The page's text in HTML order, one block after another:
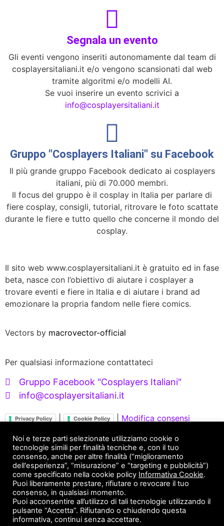
Segnala un evento
Gli eventi vengono inseriti autonomamente dal team di
cosplayersitaliani.it e/o vengono scansionati dal web
tramite algoritmi e/o modelli AI.
Se vuoi inserire un evento scrivici a
info@cosplayersitaliani.it
Gruppo "Cosplayers Italiani" su Facebook
Il più grande gruppo Facebook dedicato ai cosplayers
italiani, più di 70.000 membri.
Il focus del gruppo è il cosplay in Italia per parlare di
fiere cosplay, consigli, tutorial, ritrovare le foto scattate
durante le fiere e tutto quello che concerne il mondo del
cosplay.
Il sito web www.cosplayersitaliani.it è gratuito ed in fase
beta, nasce con l’obiettivo di aiutare i cosplayer a
trovare eventi e fiere in Italia e di aiutare i brand ad
emozionare la propria fandom nelle fiere comics.
Vectors by macrovector-official
Per qualsiasi informazione contattateci
Gruppo Facebook "Cosplayers Italiani"
info@cosplayersitaliani.it
Privacy Policy Cookie Policy Modifica consensi
Servizi X Brand
FANDOM ENGAGEMENT
Servizi X Cosplayer
STAMPA 3D PHOTOSET AMBIENTATI
Noi e terze parti selezionate utilizziamo cookie o
tecnologie simili per finalità tecniche e, con il tuo
consenso, anche per altre finalità (“miglioramento
dell'esperienza”, “misurazione” e “targeting e pubblicità”)
come specificato nella cookie policy Informativa Cookie.
Puoi liberamente prestare, rifiutare o revocare il tuo
consenso, in qualsiasi momento.
Puoi acconsentire all’utilizzo di tali tecnologie utilizzando il
pulsante “Accetta”. Rifiutando o chiudendo questa
informativa, continui senza accettare.